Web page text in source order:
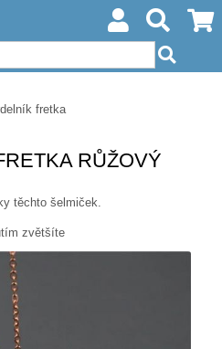
fretka
RŮŽOVÝ
těchto šelmiček.
zvětšíte